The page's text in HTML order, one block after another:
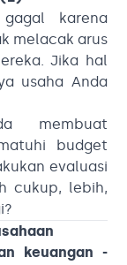
karena
melacak arus
Jika hal
usaha Anda
membuat
budget
evaluasi
cukup, lebih,